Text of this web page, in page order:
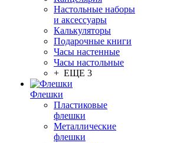
Настольные наборы
и аксессуары
Калькуляторы
Подарочные книги
Часы настенные
Часы настольные
+ ЕЩЕ 3
Флешки
Пластиковые
флешки
Металлические
флешки